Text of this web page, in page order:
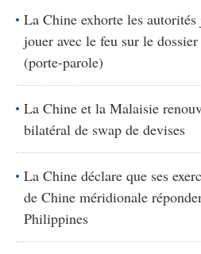
La Chine exhorte les autorités
jouer avec le feu sur le
(porte-parole)
La Chine et la Malaisie
bilatéral de swap de devises
La Chine déclare que ses
de Chine méridionale
Philippines